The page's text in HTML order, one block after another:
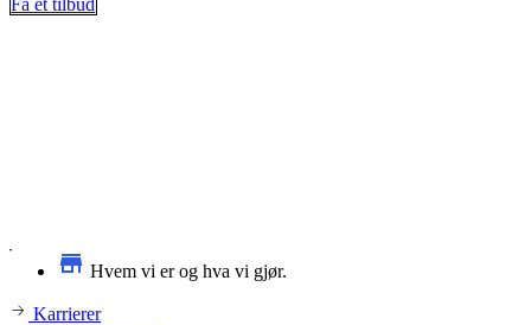
Få et tilbud
Hvem vi er og hva vi gjør.
Karrierer